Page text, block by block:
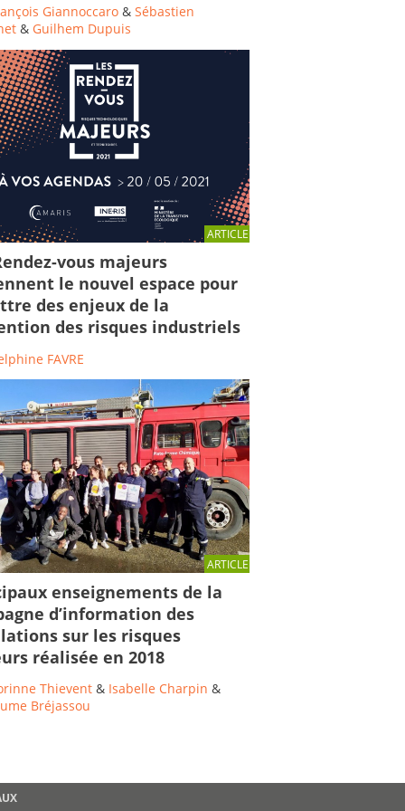
Giannoccaro & Sébastien
& Guilhem Dupuis
ARTICLE
vous majeurs
le nouvel espace pour
des enjeux de la
des risques industriels
FAVRE
ARTICLE
enseignements de la
d’information des
sur les risques
réalisée en 2018
Thievent & Isabelle Charpin &
Bréjassou